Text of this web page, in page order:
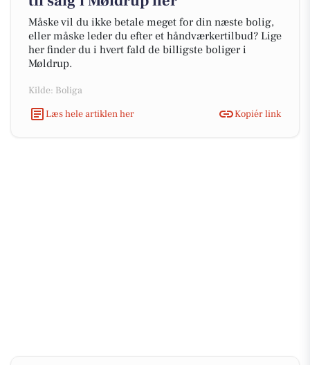
Måske vil du ikke betale meget for din næste bolig,
eller måske leder du efter et håndværkertilbud? Lige
her finder du i hvert fald de billigste boliger i
Møldrup.
Kilde: Boliga
Læs hele artiklen her
Kopiér link